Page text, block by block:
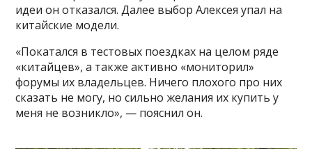
идеи он отказался. Далее выбор Алексея упал на
китайские модели.
«Покатался в тестовых поездках на целом ряде
«китайцев», а также активно «мониторил»
форумы их владельцев. Ничего плохого про них
сказать не могу, но сильно желания их купить у
меня не возникло», — пояснил он.